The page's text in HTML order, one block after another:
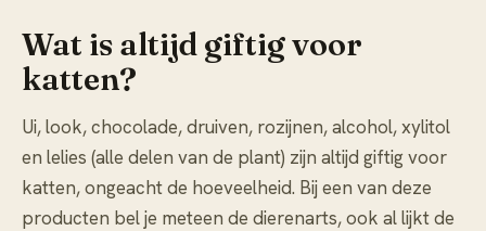
Wat is altijd giftig voor
katten?
Ui, look, chocolade, druiven, rozijnen, alcohol, xylitol
en lelies (alle delen van de plant) zijn altijd giftig voor
katten, ongeacht de hoeveelheid. Bij een van deze
producten bel je meteen de dierenarts, ook al lijkt de